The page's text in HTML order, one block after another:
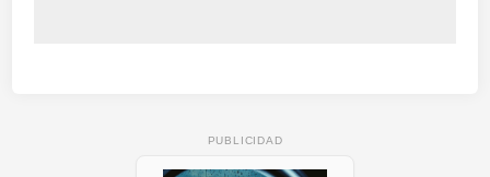
PUBLICIDAD